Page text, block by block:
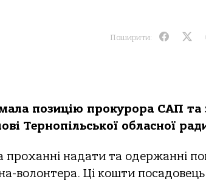
Поширити:
позицію прокурора САП та
Тернопільської обласної
проханні надати та одержанні
волонтера. Ці кошти